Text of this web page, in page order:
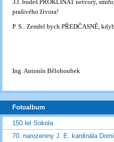
33. budeš PROKLÍNAT netvory,
prašivého života!
P. S.: Zemřel bych PŘEDČASNĚ,
Ing. Antonín Bělohoubek
Fotoalbum
150 let Sokola
70. narozeniny J. E. kardinála